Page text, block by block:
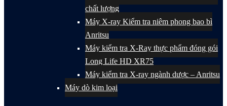
chất lượng
Máy X-ray Kiểm tra niêm phong bao bì
Anritsu
Máy kiểm tra X-Ray thực phẩm đóng gói
Long Life HD XR75
Máy kiểm tra X-ray ngành dược – Anritsu
Máy dò kim loại